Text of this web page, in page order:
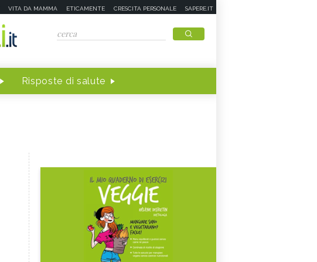
VITA DA MAMMA ETICAMENTE CRESCITA PERSONALE SAPERE.IT
Risposte di salute